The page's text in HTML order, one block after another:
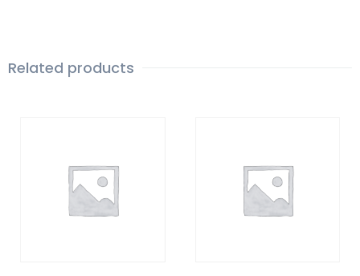
Related products